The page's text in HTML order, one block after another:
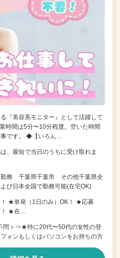
『美容系モニター』として活躍して
時間は5分〜10分程度。空いた時間
です。 ◆【いろん…
最短で当日のうちに受け取れま
勤務 千葉県千葉市 その他千葉県全
び日本全国で勤務可能(在宅OK)
！ ★単発（1日のみ）OK！ ★応募
！ ★在…
問＞⇒★特に20代〜50代の女性の登
ンもしくはパソコンをお持ちの方